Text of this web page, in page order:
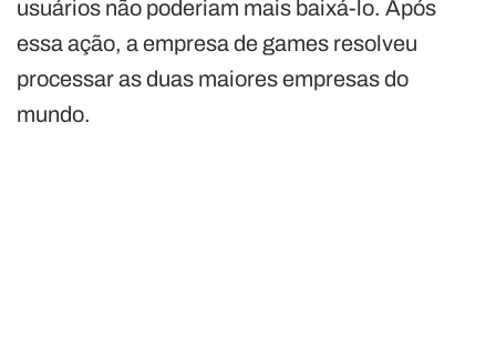
usuários não poderiam mais baixá-lo. Após
essa ação, a empresa de games resolveu
processar as duas maiores empresas do
mundo.